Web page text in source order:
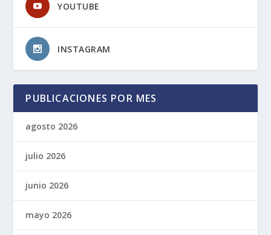
YOUTUBE
INSTAGRAM
PUBLICACIONES POR MES
agosto 2026
julio 2026
junio 2026
mayo 2026